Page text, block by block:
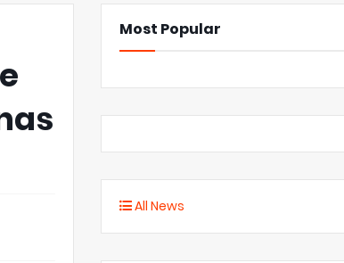
Most Popular
All News